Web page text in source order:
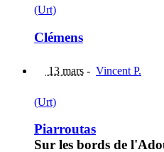
(Urt)
Clémens
13 mars - Vincent P.
(Urt)
Piarroutas
Sur les bords de